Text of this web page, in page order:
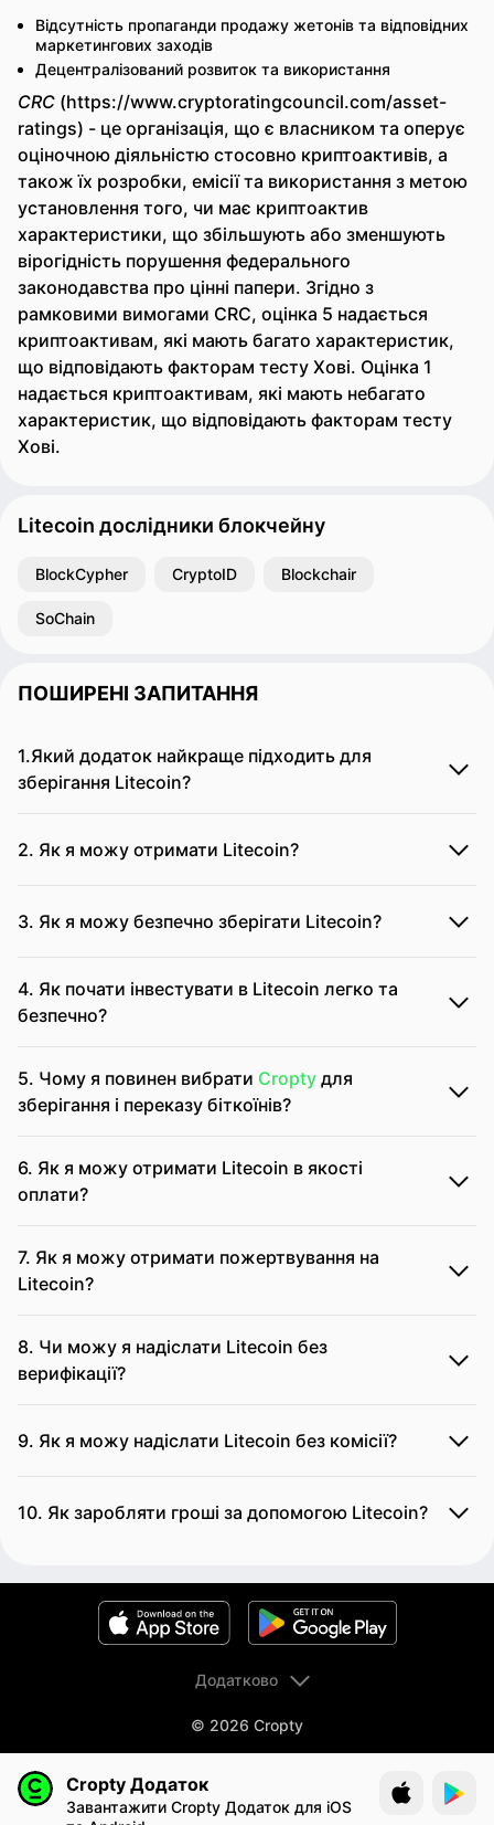
Відсутність пропаганди продажу жетонів та відповідних
маркетингових заходів
Децентралізований розвиток та використання
CRC (https://www.cryptoratingcouncil.com/asset-
ratings) - це організація, що є власником та оперує
оціночною діяльністю стосовно криптоактивів, а
також їх розробки, емісії та використання з метою
установлення того, чи має криптоактив
характеристики, що збільшують або зменшують
вірогідність порушення федерального
законодавства про цінні папери. Згідно з
рамковими вимогами CRC, оцінка 5 надається
криптоактивам, які мають багато характеристик,
що відповідають факторам тесту Хові. Оцінка 1
надається криптоактивам, які мають небагато
характеристик, що відповідають факторам тесту
Хові.
Litecoin дослідники блокчейну
BlockCypher CryptoID Blockchair
SoChain
ПОШИРЕНІ ЗАПИТАННЯ
1.Який додаток найкраще підходить для
зберігання Litecoin?
2. Як я можу отримати Litecoin?
3. Як я можу безпечно зберігати Litecoin?
4. Як почати інвестувати в Litecoin легко та
безпечно?
5. Чому я повинен вибрати Cropty для
зберігання і переказу біткоїнів?
6. Як я можу отримати Litecoin в якості
оплати?
7. Як я можу отримати пожертвування на
Litecoin?
8. Чи можу я надіслати Litecoin без
верифікації?
9. Як я можу надіслати Litecoin без комісії?
10. Як заробляти гроші за допомогою Litecoin?
© 2026 Cropty
Додатково
Cropty Додаток
Завантажити Cropty Додаток для iOS